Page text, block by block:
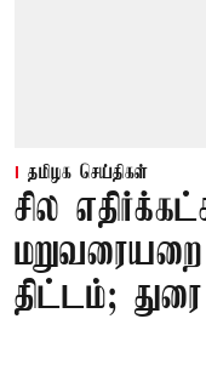
தமிழக செய்திகள்
சில
திட்டம்;